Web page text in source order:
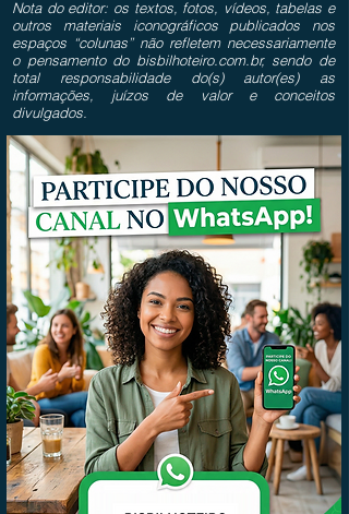
Nota do editor: os textos, fotos, vídeos, tabelas e
outros materiais iconográficos publicados nos
espaços “colunas” não refletem necessariamente
o pensamento do bisbilhoteiro.com.br, sendo de
total responsabilidade do(s) autor(es) as
informações, juízos de valor e conceitos
divulgados.